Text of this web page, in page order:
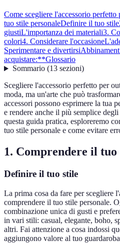
Come scegliere l'accessorio
tuo stile personaleDefinire il tuo stile
giustiL'importanza dei materiali3.
colori4. Considerare l'occasione
Sperimentare e divertirsi
acquistare:**Glossario
Sommario(13 sezioni)
Scegliere l'accessorio perfetto per
moda, ma un'arte che può
accessori possono esprimere la tua
e rendere anche il più semplice
questa guida pratica, esploreremo
tuo stile personale e come evitare
1. Comprendere il tuo
Definire il tuo stile
La prima cosa da fare per scegliere
comprendere il tuo stile personale.
combinazione unica di gusti e
in vari stili: casual, elegante, boho,
altri. Fai attenzione a cosa indossi
aggiungono valore al tuo